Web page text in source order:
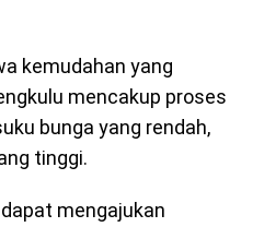
kemudahan yang
mencakup proses
bunga yang rendah,
tinggi.
mengajukan